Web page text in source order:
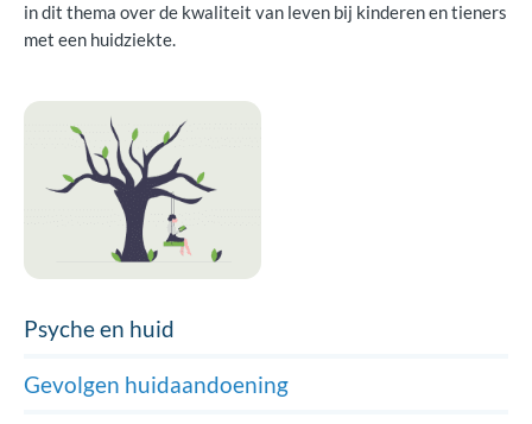
in dit thema over de kwaliteit van leven bij kinderen en tieners
met een huidziekte.
Psyche en huid
Gevolgen huidaandoening